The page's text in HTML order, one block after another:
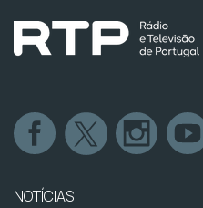
NOTÍCIAS